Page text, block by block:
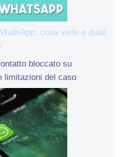
cosa vede e quali
bloccato su
limitazioni del caso